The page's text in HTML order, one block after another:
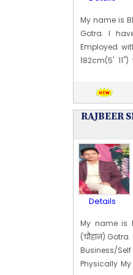
My name is
Gotra. I
Employed
182cm(5'
respectable
values, and
Non Smoker,
Profile Last
RAJBEER
Details
My name is
(चौहान)
Business/
Physically